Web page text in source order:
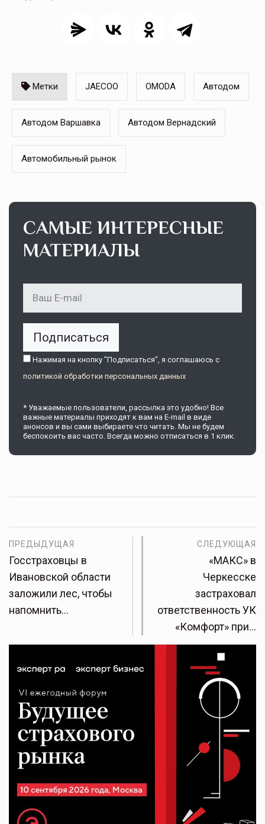
Метки JAECOO OMODA Автодом
Автодом Варшавка Автодом Вернадский
Автомобильный рынок
САМЫЕ ИНТЕРЕСНЫЕ
МАТЕРИАЛЫ
Подписаться
Нажимая на кнопку "Подписаться", я соглашаюсь c
политикой обработки персональных данных
* Уважаемые пользователи, рассылка это удобно! Все
важные материалы приходят к вам на E-mail в виде
анонсов и вы сами выбираете что читать. Мы не будем
беспокоить вас часто. Всегда можно отписаться в 1 клик.
ПРЕДЫДУЩАЯ
Госстраховцы в
Ивановской области
заложили лес, чтобы
напомнить…
СЛЕДУЮЩАЯ
«МАКС» в
Черкесске
застраховал
ответственность УК
«Комфорт» при…